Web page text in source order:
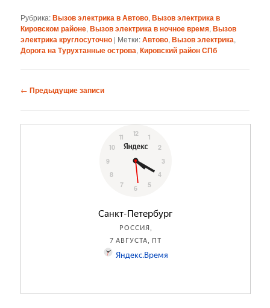
Рубрика:Вызов электрика в Автово,Вызов электрика в
Кировском районе,Вызов электрика в ночное время,Вызов
электрика круглосуточно | Метки:Автово,Вызов электрика,
Дорога на Турухтанные острова,Кировский район СПб
Навигация
записям
← Предыдущие записи